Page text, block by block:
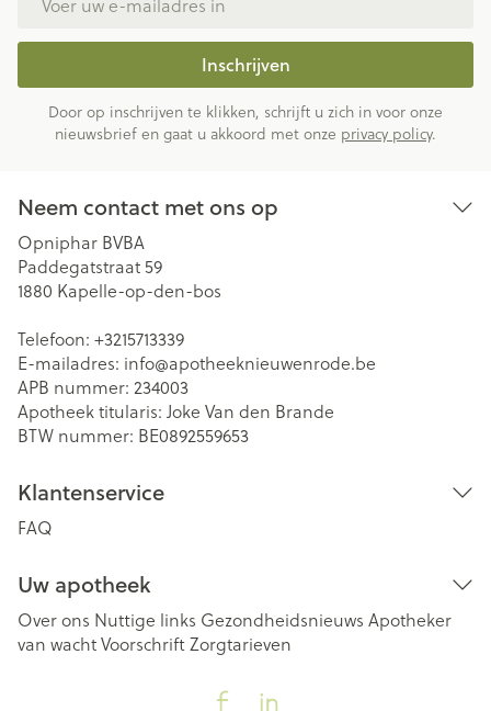
Inschrijven
Door op inschrijven te klikken, schrijft u zich in voor onze
nieuwsbrief en gaat u akkoord met onze privacy policy.
Neem contact met ons op
Opniphar BVBA
Paddegatstraat 59
1880 Kapelle-op-den-bos
Telefoon: +3215713339
E-mailadres: info@apotheeknieuwenrode.be
APB nummer: 234003
Apotheek titularis: Joke Van den Brande
BTW nummer: BE0892559653
Klantenservice
FAQ
Uw apotheek
Over ons Nuttige links Gezondheidsnieuws Apotheker
van wachtVoorschriftZorgtarieven